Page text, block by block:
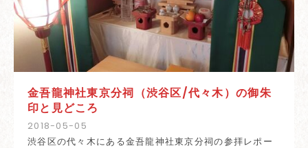
2018-05-05
金吾龍神社東京分祠（渋谷区/代々木）の御朱
印と見どころ
渋谷区の代々木にある金吾龍神社東京分祠の参拝レポー